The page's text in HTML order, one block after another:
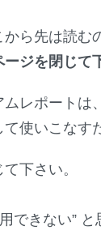
ら先は読む
ージを閉じて
レポートは
使いこなす
下さい。
きない”